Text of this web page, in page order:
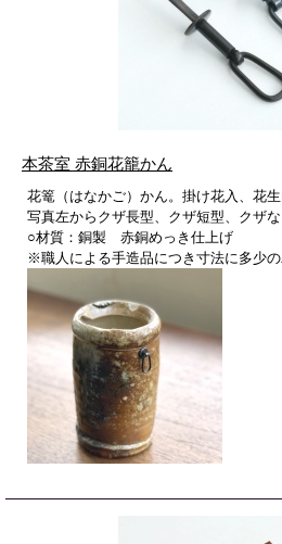
本茶室 赤銅花籠かん
花篭（はなかご）かん。掛け花入、花
写真左からクザ長型、クザ短型、クザ
○材質：銅製 赤銅めっき仕上げ
※職人による手造品につき寸法に多少の